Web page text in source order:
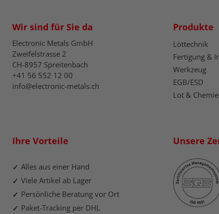
Wir sind für Sie da
Electronic Metals GmbH
Zweifelstrasse 2
CH-8957 Spreitenbach
+41 56 552 12 00
info@electronic-metals.ch
Produkte
Löttechnik
Fertigung &
Werkzeug
EGB/ESD
Lot & Chemie
Ihre Vorteile
Alles aus einer Hand
Viele Artikel ab Lager
Persönliche Beratung vor Ort
Paket-Tracking per DHL
Unsere